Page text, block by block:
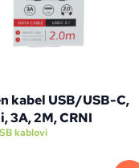
kabel USB/USB-C,
3A, 2M, CRNI
kablovi